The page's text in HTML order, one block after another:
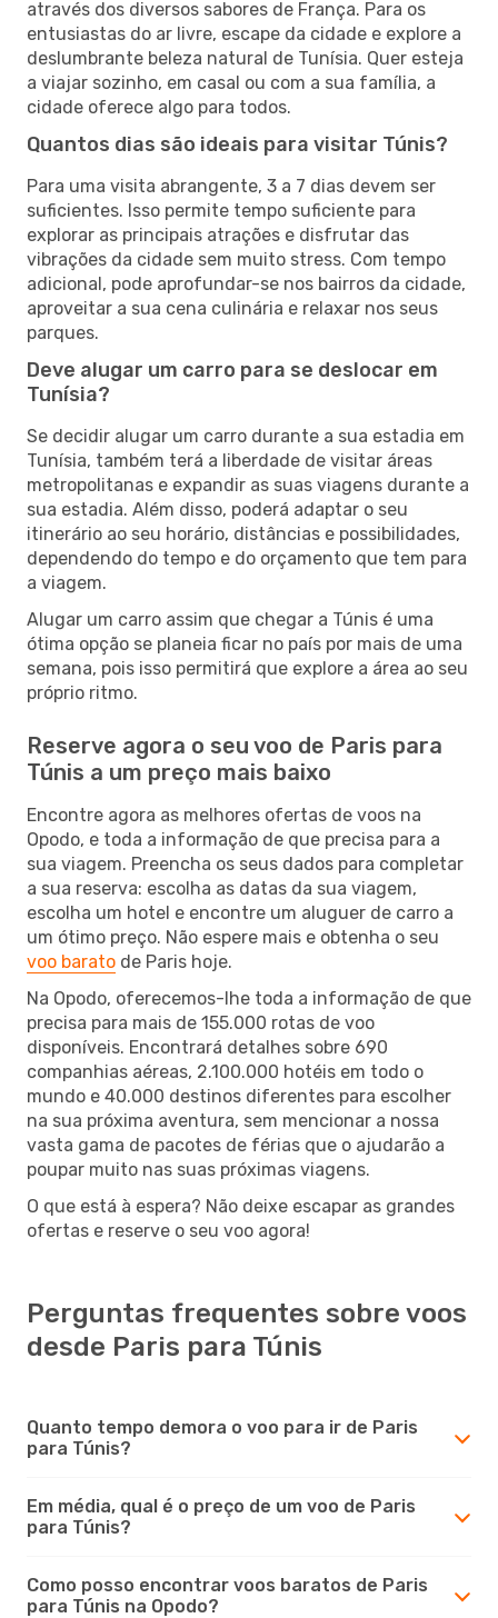
através dos diversos sabores de França. Para os
entusiastas do ar livre, escape da cidade e explore a
deslumbrante beleza natural de Tunísia. Quer esteja
a viajar sozinho, em casal ou com a sua família, a
cidade oferece algo para todos.
Quantos dias são ideais para visitar Túnis?
Para uma visita abrangente, 3 a 7 dias devem ser
suficientes. Isso permite tempo suficiente para
explorar as principais atrações e disfrutar das
vibrações da cidade sem muito stress. Com tempo
adicional, pode aprofundar-se nos bairros da cidade,
aproveitar a sua cena culinária e relaxar nos seus
parques.
Deve alugar um carro para se deslocar em
Tunísia?
Se decidir alugar um carro durante a sua estadia em
Tunísia, também terá a liberdade de visitar áreas
metropolitanas e expandir as suas viagens durante a
sua estadia. Além disso, poderá adaptar o seu
itinerário ao seu horário, distâncias e possibilidades,
dependendo do tempo e do orçamento que tem para
a viagem.
Alugar um carro assim que chegar a Túnis é uma
ótima opção se planeia ficar no país por mais de uma
semana, pois isso permitirá que explore a área ao seu
próprio ritmo.
Reserve agora o seu voo de Paris para
Túnis a um preço mais baixo
Encontre agora as melhores ofertas de voos na
Opodo, e toda a informação de que precisa para a
sua viagem. Preencha os seus dados para completar
a sua reserva: escolha as datas da sua viagem,
escolha um hotel e encontre um aluguer de carro a
um ótimo preço. Não espere mais e obtenha o seu
voo barato de Paris hoje.
Na Opodo, oferecemos-lhe toda a informação de que
precisa para mais de 155.000 rotas de voo
disponíveis. Encontrará detalhes sobre 690
companhias aéreas, 2.100.000 hotéis em todo o
mundo e 40.000 destinos diferentes para escolher
na sua próxima aventura, sem mencionar a nossa
vasta gama de pacotes de férias que o ajudarão a
poupar muito nas suas próximas viagens.
O que está à espera? Não deixe escapar as grandes
ofertas e reserve o seu voo agora!
Perguntas frequentes sobre voos
desde Paris para Túnis
Quanto tempo demora o voo para ir de Paris
para Túnis?
Em média, qual é o preço de um voo de Paris
para Túnis?
Como posso encontrar voos baratos de Paris
para Túnis na Opodo?